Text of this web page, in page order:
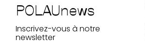
POLAUnews
Inscrivez-vous à notre
newsletter